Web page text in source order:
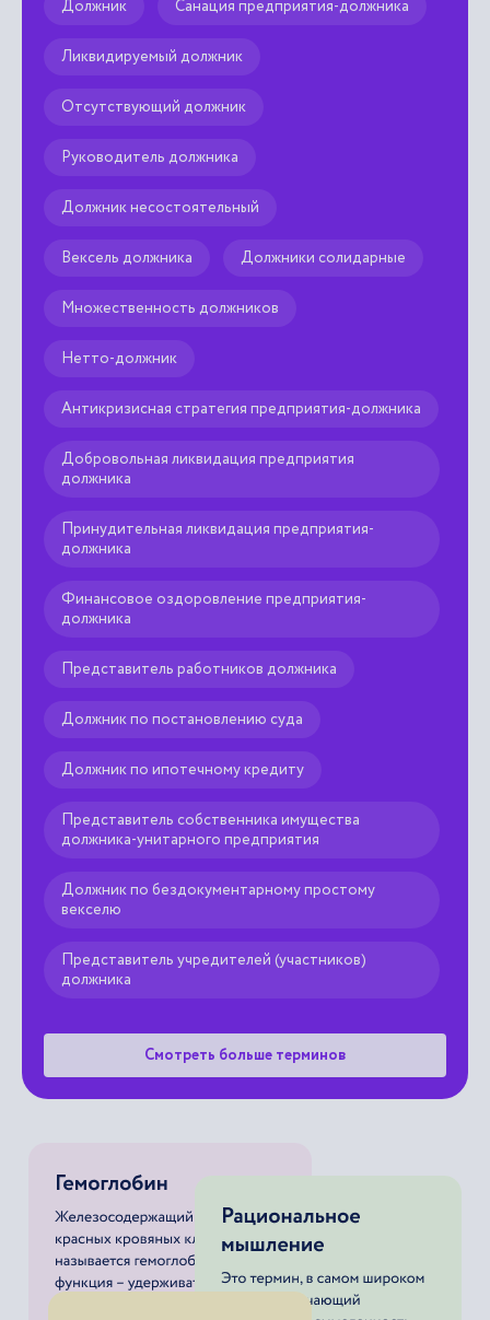
Должник Санация предприятия-должника
Ликвидируемый должник
Отсутствующий должник
Руководитель должника
Должник несостоятельный
Вексель должника Должники солидарные
Множественность должников
Нетто-должник
Антикризисная стратегия предприятия-должника
Добровольная ликвидация предприятия
должника
Принудительная ликвидация предприятия-
должника
Финансовое оздоровление предприятия-
должника
Представитель работников должника
Должник по постановлению суда
Должник по ипотечному кредиту
Представитель собственника имущества
должника-унитарного предприятия
Должник по бездокументарному простому
векселю
Представитель учредителей (участников)
должника
Смотреть больше терминов